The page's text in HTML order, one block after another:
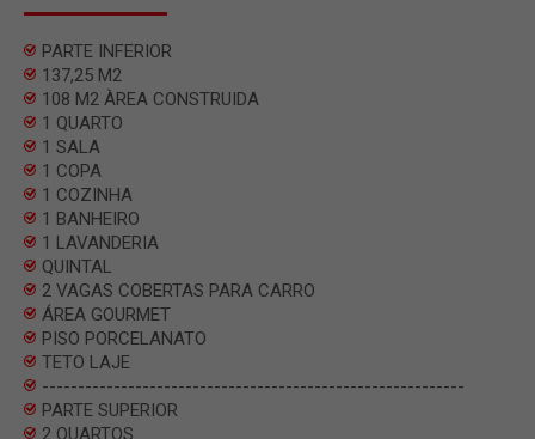
PARTE INFERIOR
137,25 M2
108 M2 ÀREA CONSTRUIDA
1 QUARTO
1 SALA
1 COPA
1 COZINHA
1 BANHEIRO
1 LAVANDERIA
QUINTAL
2 VAGAS COBERTAS PARA CARRO
ÁREA GOURMET
PISO PORCELANATO
TETO LAJE
-----------------------------------------------------------
PARTE SUPERIOR
2 QUARTOS